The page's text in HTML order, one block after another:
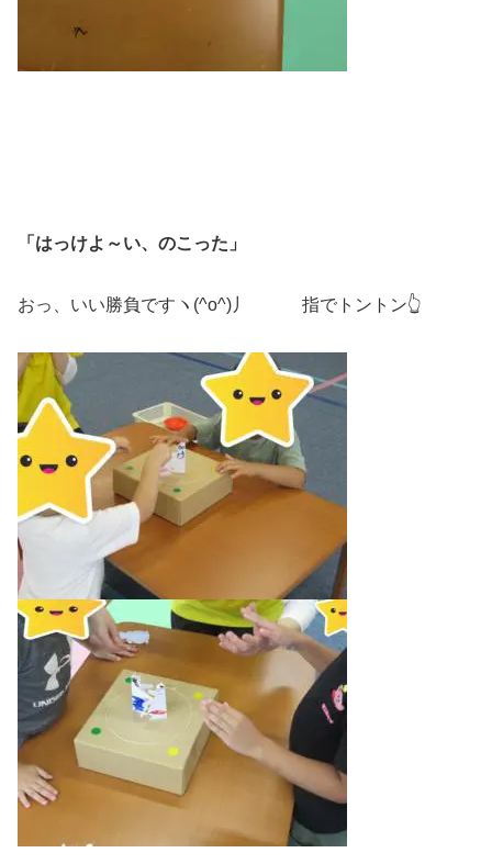
「はっけよ～い、のこった」
おっ、いい勝負ですヽ(^o^)丿 指でトントン👆